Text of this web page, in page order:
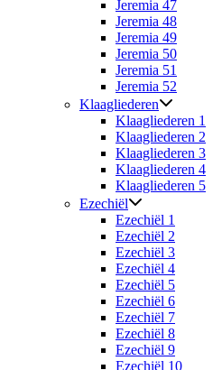
Jeremia 47
Jeremia 48
Jeremia 49
Jeremia 50
Jeremia 51
Jeremia 52
Klaagliederen
Klaagliederen 1
Klaagliederen 2
Klaagliederen 3
Klaagliederen 4
Klaagliederen 5
Ezechiël
Ezechiël 1
Ezechiël 2
Ezechiël 3
Ezechiël 4
Ezechiël 5
Ezechiël 6
Ezechiël 7
Ezechiël 8
Ezechiël 9
Ezechiël 10